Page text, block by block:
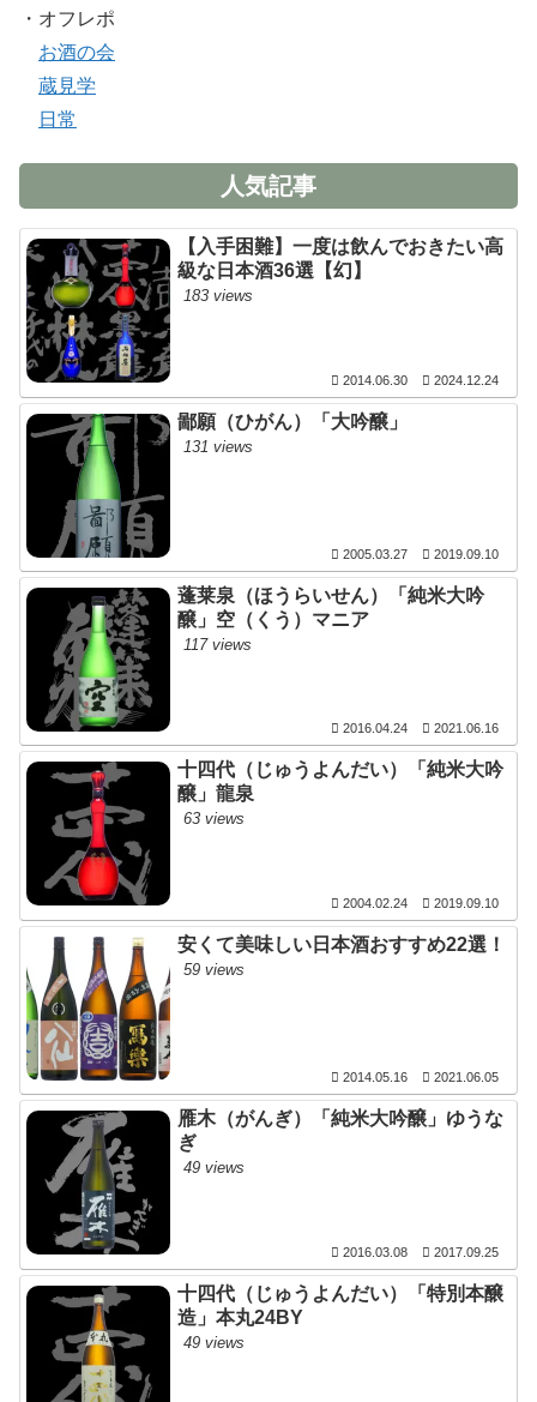
・オフレポ
お酒の会
蔵見学
日常
人気記事
【入手困難】一度は飲んでおきたい高
級な日本酒36選【幻】
183 views
2014.06.30 2024.12.24
鄙願（ひがん）「大吟醸」
131 views
2005.03.27 2019.09.10
蓬莱泉（ほうらいせん）「純米大吟
醸」空（くう）マニア
117 views
2016.04.24 2021.06.16
十四代（じゅうよんだい）「純米大吟
醸」龍泉
63 views
2004.02.24 2019.09.10
安くて美味しい日本酒おすすめ22選！
59 views
2014.05.16 2021.06.05
雁木（がんぎ）「純米大吟醸」ゆうな
ぎ
49 views
2016.03.08 2017.09.25
十四代（じゅうよんだい）「特別本醸
造」本丸24BY
49 views